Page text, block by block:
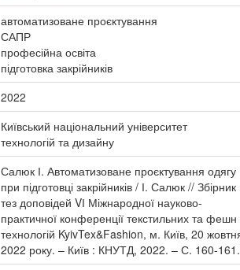
автоматизоване проєктування
САПР
професійна освіта
підготовка закрійників
2022
Київський національний університет
технологій та дизайну
Салюк І. Автоматизоване проєктування одягу
при підготовці закрійників / І. Салюк // Збірник
тез доповідей VІ Міжнародної науково-
практичної конференції текстильних та фешн
технологій KyivTex&Fashion, м. Київ, 20
2022 року. – Київ : КНУТД, 2022. – С. 160-161.